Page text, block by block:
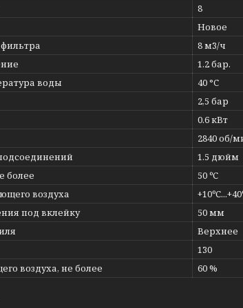
8
Новое
8 м3/ч
1.2 бар.
воды
40 °C
2,5 бар
0.6 кВт
2840 об/
1.5 дюйм
более
50 ºС
воздуха
под вклейку
50 мм
Верхнее
130
воздуха, не более
60 %